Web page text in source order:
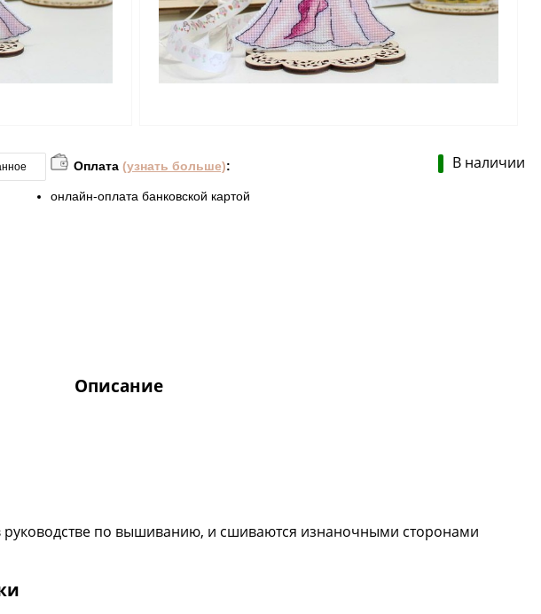
В наличии
Оплата (узнать больше):
онлайн-оплата банковской картой
Описание
по вышиванию, и сшиваются изнаночными сторонами